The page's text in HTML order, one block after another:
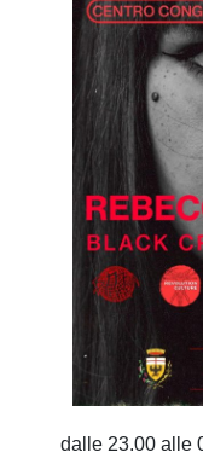
dalle 23.00 alle